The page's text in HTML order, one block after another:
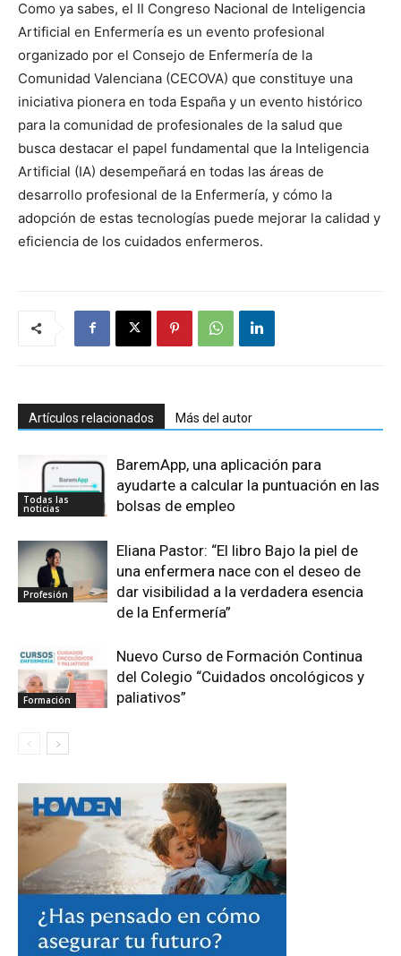
Como ya sabes, el II Congreso Nacional de Inteligencia
Artificial en Enfermería es un evento profesional
organizado por el Consejo de Enfermería de la
Comunidad Valenciana (CECOVA) que constituye una
iniciativa pionera en toda España y un evento histórico
para la comunidad de profesionales de la salud que
busca destacar el papel fundamental que la Inteligencia
Artificial (IA) desempeñará en todas las áreas de
desarrollo profesional de la Enfermería, y cómo la
adopción de estas tecnologías puede mejorar la calidad y
eficiencia de los cuidados enfermeros.
Artículos relacionados Más del autor
Todas las
noticias
BaremApp, una aplicación para
ayudarte a calcular la puntuación en las
bolsas de empleo
Profesión
Eliana Pastor: “El libro Bajo la piel de
una enfermera nace con el deseo de
dar visibilidad a la verdadera esencia
de la Enfermería”
Formación
Nuevo Curso de Formación Continua
del Colegio “Cuidados oncológicos y
paliativos”